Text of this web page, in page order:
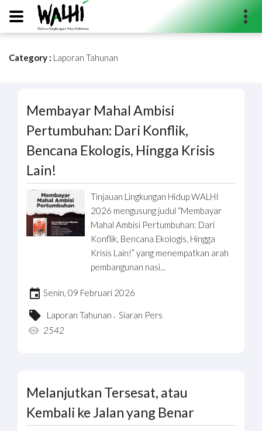
Search...
Category : Laporan Tahunan
Membayar Mahal Ambisi
Pertumbuhan: Dari Konflik,
Bencana Ekologis, Hingga Krisis
Lain!
Tinjauan Lingkungan Hidup WALHI
2026 mengusung judul “Membayar
Mahal Ambisi Pertumbuhan: Dari
Konflik, Bencana Ekologis, Hingga
Krisis Lain!” yang menempatkan arah
pembangunan nasi...
Senin, 09 Februari 2026
Laporan Tahunan , Siaran Pers
2542
Melanjutkan Tersesat, atau
Kembali ke Jalan yang Benar